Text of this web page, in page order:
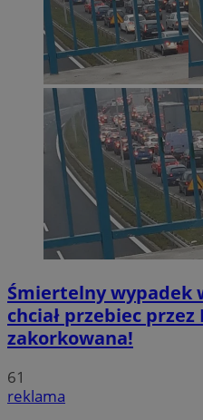
Śmiertelny wypadek
chciał przebiec przez
zakorkowana!
61
reklama